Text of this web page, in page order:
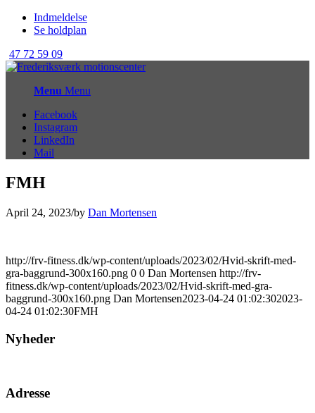
Indmeldelse
Se holdplan
47 72 59 09
Menu Menu
Facebook
Instagram
LinkedIn
Mail
FMH
April 24, 2023/by Dan Mortensen
http://frv-fitness.dk/wp-content/uploads/2023/02/Hvid-skrift-med-
gra-baggrund-300x160.png 0 0 Dan Mortensen http://frv-
fitness.dk/wp-content/uploads/2023/02/Hvid-skrift-med-gra-
baggrund-300x160.png Dan Mortensen2023-04-24 01:02:302023-
04-24 01:02:30FMH
Nyheder
Adresse